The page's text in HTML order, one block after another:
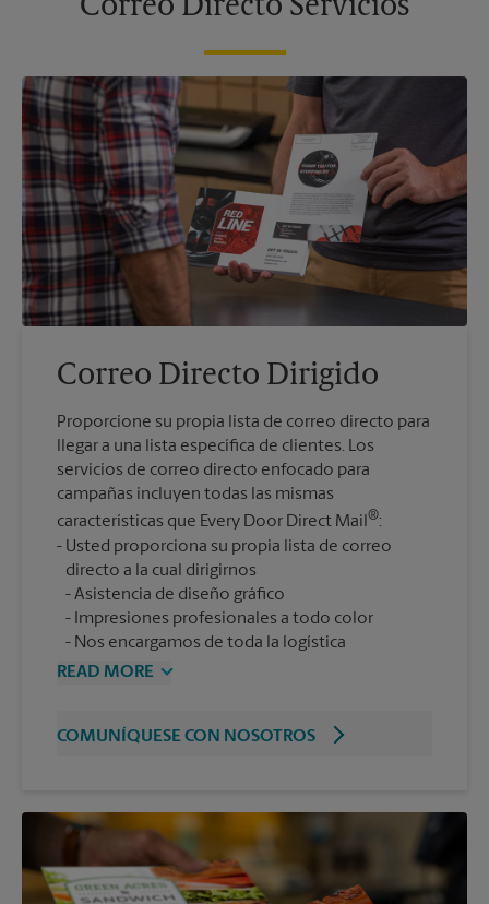
Correo Directo Servicios
Correo Directo Dirigido
Proporcione su propia lista de correo directo para
llegar a una lista específica de clientes. Los
servicios de correo directo enfocado para
campañas incluyen todas las mismas
características que Every Door Direct Mail®:
Usted proporciona su propia lista de correo
Asistencia de diseño gráfico
Impresiones profesionales a todo color
Nos encargamos de toda la logística
READ MORE
COMUNÍQUESE CON NOSOTROS